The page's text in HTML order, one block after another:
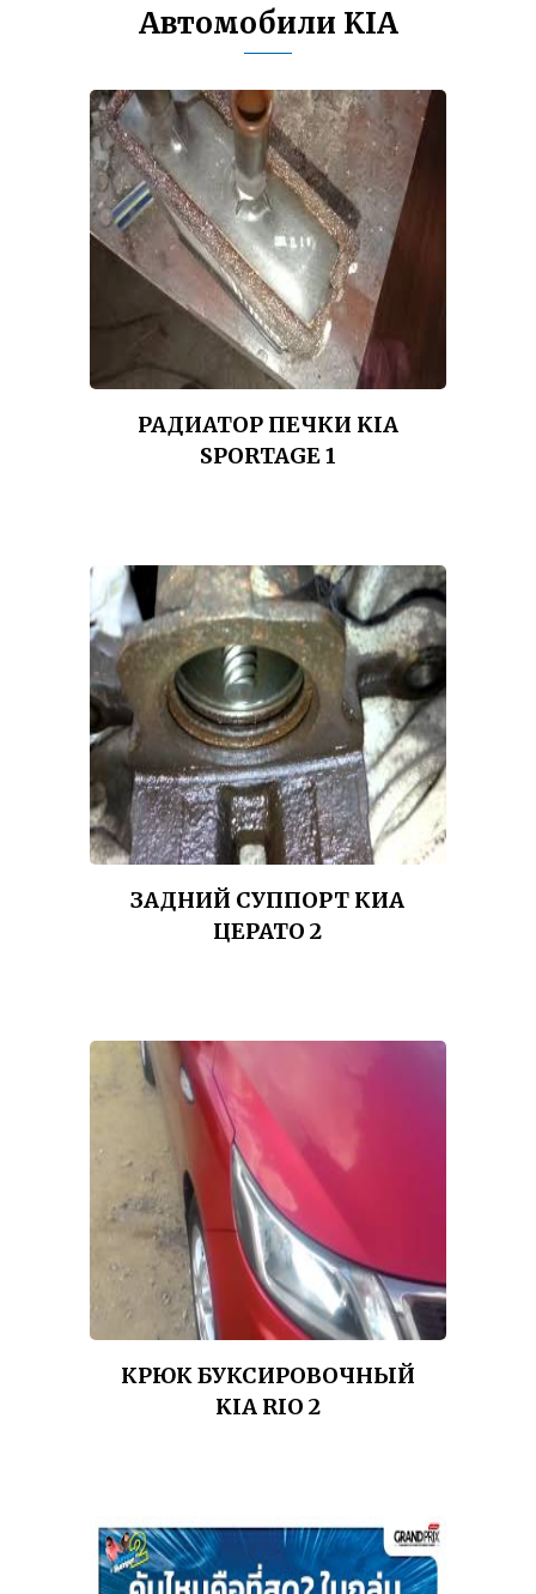
Автомобили KIA
РАДИАТОР ПЕЧКИ KIA
SPORTAGE 1
ЗАДНИЙ СУППОРТ КИА
ЦЕРАТО 2
КРЮК БУКСИРОВОЧНЫЙ
KIA RIO 2